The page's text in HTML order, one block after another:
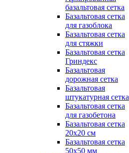
базальтовая сетка
Базальтовая сетка
для газоблока
Базальтовая сетка
для стяжки
Базальтовая сетка
Гриндекс
Базальтовая
дорожная сетка
Базальтовая
штукатурная сетка
Базальтовая сетка
для газобетона
Базальтовая сетка
20x20 см
Базальтовая сетка
50x50 мм